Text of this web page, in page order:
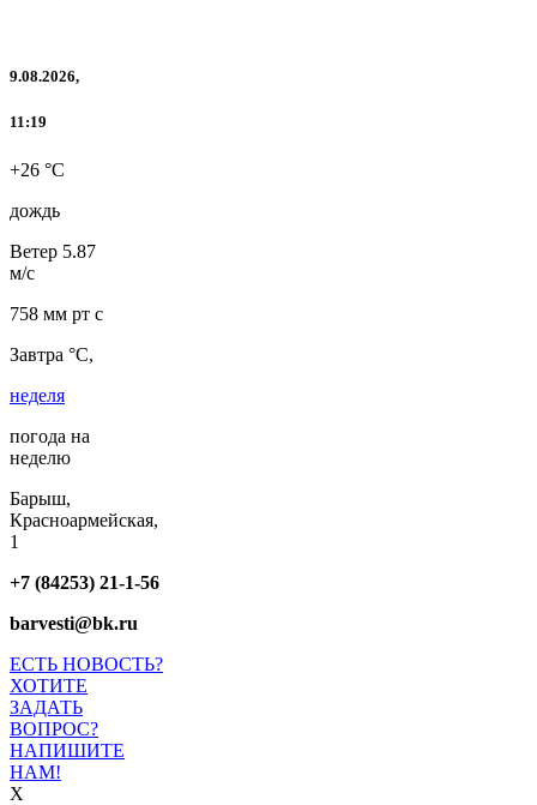
9.08.2026,
11:19
+26 °C
дождь
Ветер 5.87
м/с
758 мм рт с
Завтра °C,
неделя
погода на
неделю
Барыш,
Красноармейская,
1
+7 (84253) 21-1-56
barvesti@bk.ru
ЕСТЬ НОВОСТЬ?
ХОТИТЕ
ЗАДАТЬ
ВОПРОС?
НАПИШИТЕ
НАМ!
X